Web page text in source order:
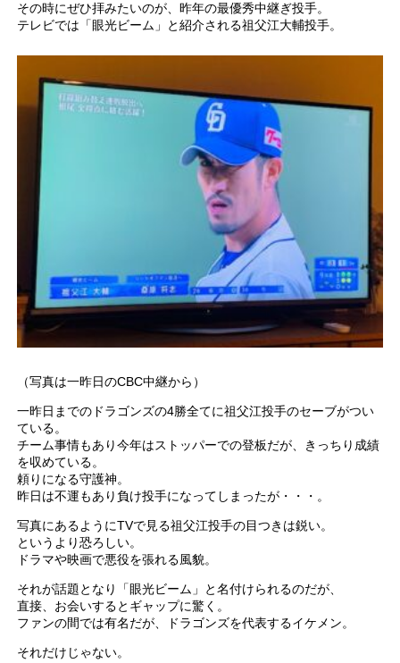
その時にぜひ拝みたいのが、昨年の最優秀中継ぎ投手。
テレビでは「眼光ビーム」と紹介される祖父江大輔投手。
（写真は一昨日のCBC中継から）
一昨日までのドラゴンズの4勝全てに祖父江投手のセーブがつい
ている。
チーム事情もあり今年はストッパーでの登板だが、きっちり成績
を収めている。
頼りになる守護神。
昨日は不運もあり負け投手になってしまったが・・・。
写真にあるようにTVで見る祖父江投手の目つきは鋭い。
というより恐ろしい。
ドラマや映画で悪役を張れる風貌。
それが話題となり「眼光ビーム」と名付けられるのだが、
直接、お会いするとギャップに驚く。
ファンの間では有名だが、ドラゴンズを代表するイケメン。
それだけじゃない。